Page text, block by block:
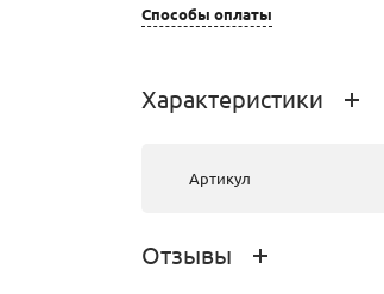
Магазин
д.33
золота
Способы оплаты
Характеристики
Артикул
Отзывы